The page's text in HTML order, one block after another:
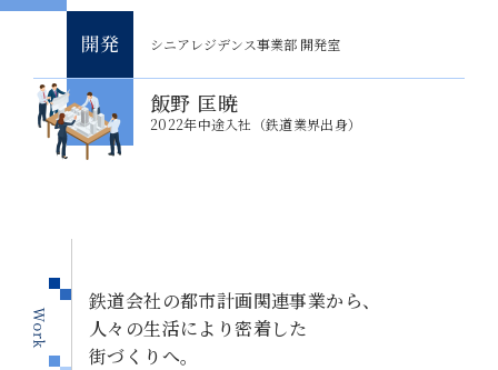
シニアレジデンス事業部 開発室
飯野 匡暁
2022年中途入社（鉄道業界出身）
鉄道会社の都市計画関連事業から、
人々の生活により密着した
街づくりへ。